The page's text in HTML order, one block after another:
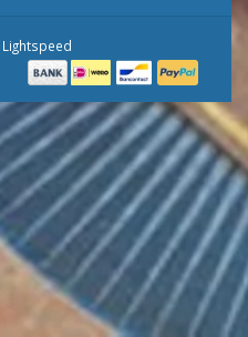
Lightspeed